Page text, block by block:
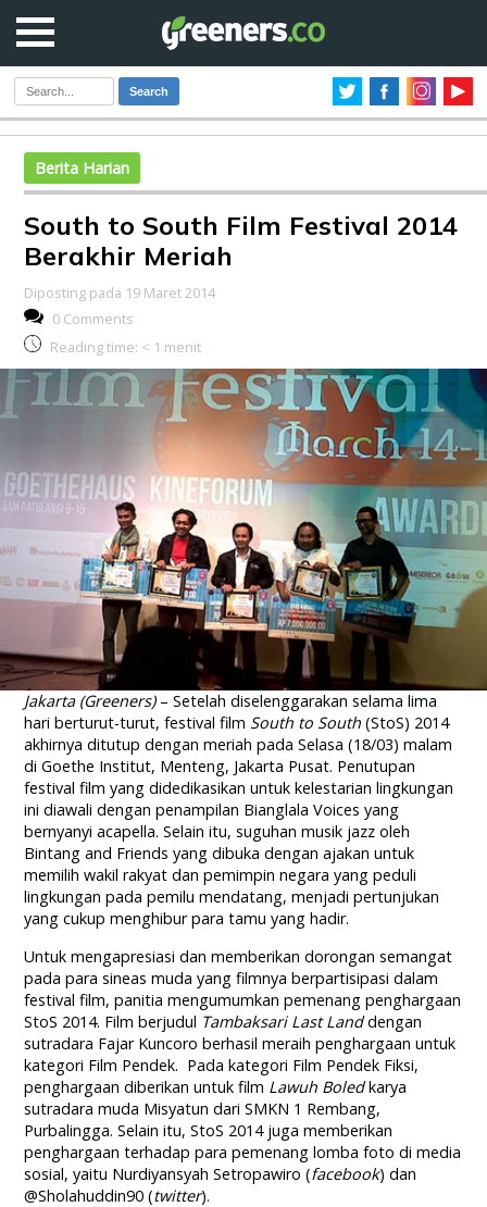
Search
Berita Harian
South to South Film Festival 2014
Berakhir Meriah
Diposting pada 19 Maret 2014
0 Comments
Reading time: < 1 menit
Jakarta (Greeners)– Setelah diselenggarakan selama lima
hari berturut-turut, festival film South to South (StoS) 2014
akhirnya ditutup dengan meriah pada Selasa (18/03) malam
di Goethe Institut, Menteng, Jakarta Pusat. Penutupan
festival film yang didedikasikan untuk kelestarian lingkungan
ini diawali dengan penampilan Bianglala Voices yang
bernyanyi acapella. Selain itu, suguhan musik jazz oleh
Bintang and Friends yang dibuka dengan ajakan untuk
memilih wakil rakyat dan pemimpin negara yang peduli
lingkungan pada pemilu mendatang, menjadi pertunjukan
yang cukup menghibur para tamu yang hadir.
Untuk mengapresiasi dan memberikan dorongan semangat
pada para sineas muda yang filmnya berpartisipasi dalam
festival film, panitia mengumumkan pemenang penghargaan
StoS 2014. Film berjudul Tambaksari Last Landdengan
sutradara Fajar Kuncoro berhasil meraih penghargaan untuk
kategori Film Pendek. Pada kategori Film Pendek Fiksi,
penghargaan diberikan untuk film Lawuh Boledkarya
sutradara muda Misyatun dari SMKN 1 Rembang,
Purbalingga. Selain itu, StoS 2014 juga memberikan
penghargaan terhadap para pemenang lomba foto di media
sosial, yaitu Nurdiyansyah Setropawiro (facebook) dan
@Sholahuddin90 (twitter).